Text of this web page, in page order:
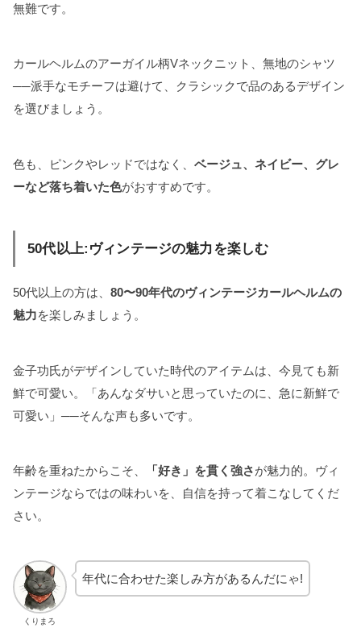
無難です。
カールヘルムのアーガイル柄Vネックニット、無地のシャツ
──派手なモチーフは避けて、クラシックで品のあるデザイン
を選びましょう。
色も、ピンクやレッドではなく、 ベージュ、ネイビー、グレ
ーなど落ち着いた色がおすすめです。
50代以上:ヴィンテージの魅力を楽しむ
50代以上の方は、 80〜90年代のヴィンテージカールヘルムの
魅力を楽しみましょう。
金子功氏がデザインしていた時代のアイテムは、今見ても新
鮮で可愛い。「あんなダサいと思っていたのに、急に新鮮で
可愛い」──そんな声も多いです。
年齢を重ねたからこそ、 「好き」を貫く強さが魅力的。ヴィ
ンテージならではの味わいを、自信を持って着こなしてくだ
さい。
くりまろ
年代に合わせた楽しみ方があるんだにゃ!